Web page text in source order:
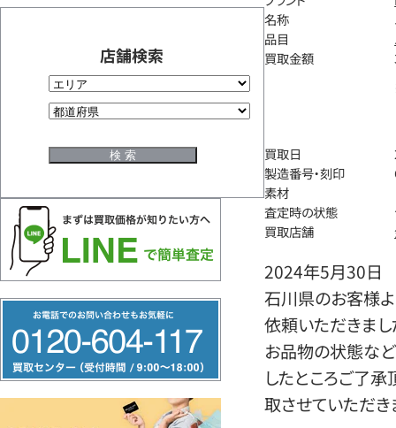
店舗検索
リ
ー
名称
品目
買取金額
買取日
製造番号・刻印
素材
査定時の状態
買取店舗
2024年5月30日
石川県のお客様
依頼いただきまし
お品物の状態など
したところご了
取させていただき